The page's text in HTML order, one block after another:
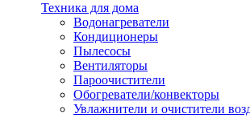
Техника для дома
Водонагреватели
Кондиционеры
Пылесосы
Вентиляторы
Пароочистители
Обогреватели/конвекторы
Увлажнители и очистители